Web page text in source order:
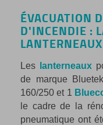
ÉVACUATION
D'INCENDIE :
Les lanterneaux
de marque
160/250 et 1
le cadre de la
pneumatique ont